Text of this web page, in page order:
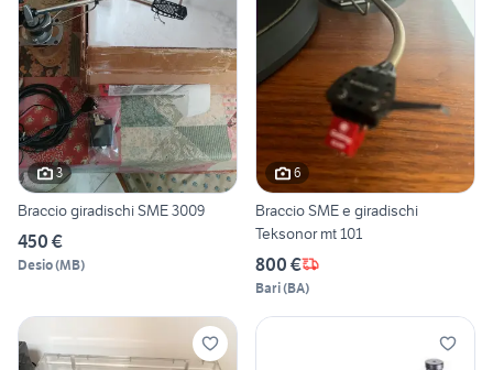
3
Braccio giradischi SME 3009
450 €
Desio(MB)
6
Braccio SME e giradischi
Teksonor mt 101
800 €
Bari(BA)